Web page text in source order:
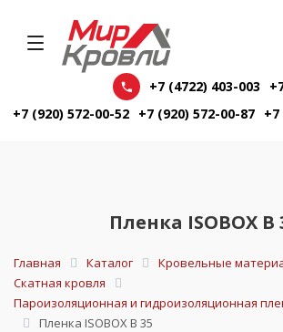
+7 (4722) 403-003
+7 (920) 572-00-52 +7 (920) 572-00-87
Пленка ISOBOX B
Главная Каталог
Кровельные
Скатная кровля
Пароизоляционная и гидроизоляционная
Пленка ISOBOX B 35